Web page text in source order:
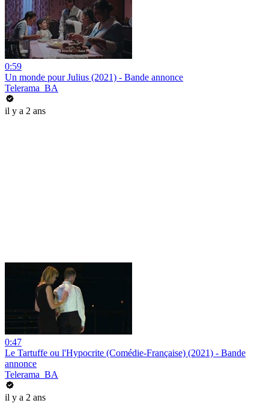
0:59
Un monde pour Julius (2021) - Bande annonce
Telerama_BA
il y a 2 ans
0:47
Le Tartuffe ou l'Hypocrite (Comédie-Française) (2021) - Bande
annonce
Telerama_BA
il y a 2 ans